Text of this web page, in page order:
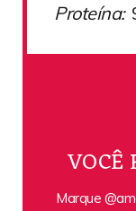
Proteína:
VOCÊ
Marque